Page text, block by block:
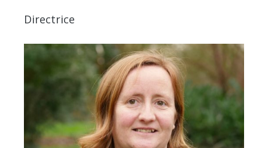
Directrice